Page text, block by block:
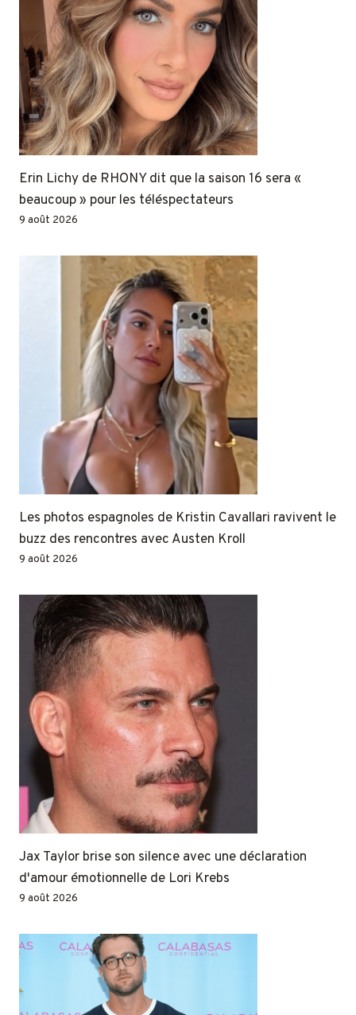
Erin Lichy de RHONY dit que la saison 16 sera «
beaucoup » pour les téléspectateurs
9 août 2026
Les photos espagnoles de Kristin Cavallari ravivent le
buzz des rencontres avec Austen Kroll
9 août 2026
Jax Taylor brise son silence avec une déclaration
d'amour émotionnelle de Lori Krebs
9 août 2026